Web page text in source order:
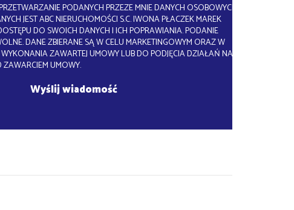
PODANYCH PRZEZE MNIE DANYCH OSOBOWYCH.
JEST ABC NIERUCHOMOŚCI S.C. IWONA PŁACZEK MAREK
DO SWOICH DANYCH I ICH POPRAWIANIA. PODANIE
DANE ZBIERANE SĄ W CELU MARKETINGOWYM ORAZ W
ZAWARTEJ UMOWY LUB DO PODJĘCIA DZIAŁAŃ NA
ZAWARCIEM UMOWY.